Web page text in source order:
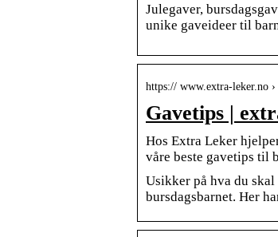
Julegaver,
unike gaveideer til
https:// www.extra-leker.no ›
Gavetips |
Hos Extra Leker
våre beste gavetips til
Usikker på hva du
bursdagsbarnet. Her